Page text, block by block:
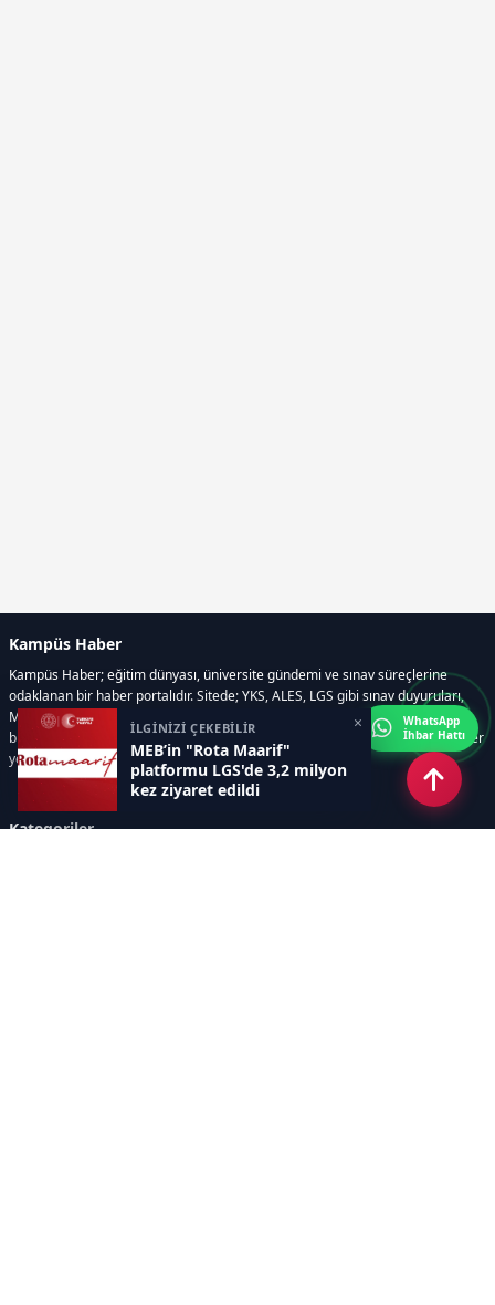
İLGİNİZİ ÇEKEBİLİR
MEB’in "Rota Maarif"
platformu LGS'de 3,2 milyon
kez ziyaret edildi
×
Kampüs Haber
Kampüs Haber; eğitim dünyası, üniversite gündemi ve sınav süreçlerine
odaklanan bir haber portalıdır. Sitede; YKS, ALES, LGS gibi sınav duyuruları,
Milli Eğitim Bakanlığı gelişmeleri, üniversite haberleri, rehberlik içerikleri,
bilim ve teknoloji alanındaki yenilikler ile öğrenci yaşamına dair güncel bilgiler
yer alır.
Kategoriler
WhatsApp
İhbar Hattı